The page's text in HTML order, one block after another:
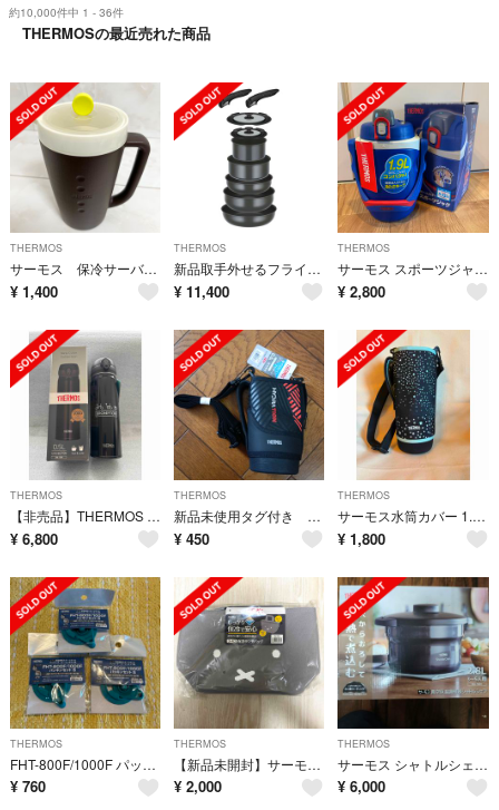
約10,000件中 1 - 36件
THERMOSの最近売れた商品
THERMOS
サーモス 保冷サーバー 保冷ピッチャー ダークブラウン
¥ 1,400
THERMOS
新品取手外せるフライパン9点セットIH対応グレー替手2本食洗機可
¥ 11,400
THERMOS
サーモス スポーツジャグ 1.9ℓ
¥ 2,800
THERMOS
【非売品】THERMOS BROMPTON 真空断熱ケータイマグ 0.5L
¥ 6,800
THERMOS
新品未使用タグ付き THERMOS サーモス FJS-800F用ハンディポーチ 水筒ケース
¥ 450
THERMOS
サーモス水筒カバー 1.5L用 スター柄 ブラック
¥ 1,800
THERMOS
FHT-800F/1000F パッキンセットS ◾️３個セット
¥ 760
THERMOS
【新品未開封】サーモス 保冷ランチバッグ ミッフィー RFF-004B GY グレー
¥ 2,000
THERMOS
サーモス シャトルシェフ 未使用（開封済み） ネイビー KBJ-3001
¥ 6,000